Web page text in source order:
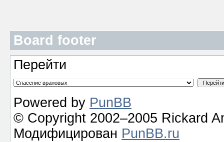
Board footer
Перейти
Powered by PunBB
© Copyright 2002–2005 Rickard
Модифицирован PunBB.ru